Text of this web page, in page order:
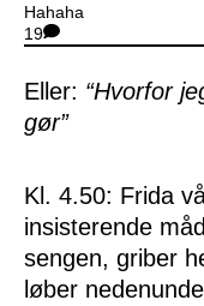
Hahaha
19
Eller: “Hvorfor
gør”
Kl. 4.50: Frida
insisterende
sengen, griber
løber